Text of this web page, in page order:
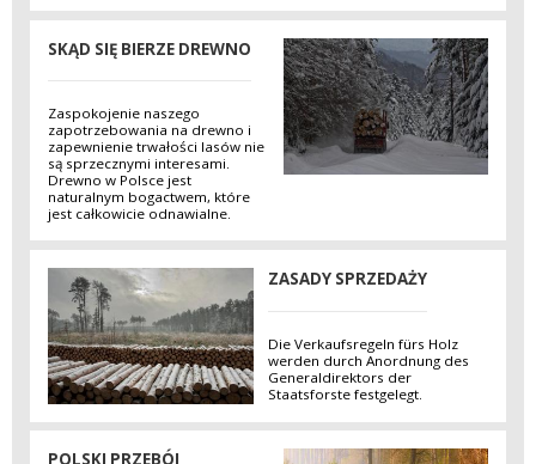
SKĄD SIĘ BIERZE DREWNO
Zaspokojenie naszego
zapotrzebowania na drewno i
zapewnienie trwałości lasów nie
są sprzecznymi interesami.
Drewno w Polsce jest
naturalnym bogactwem, które
jest całkowicie odnawialne.
ZASADY SPRZEDAŻY
Die Verkaufsregeln fürs Holz
werden durch Anordnung des
Generaldirektors der
Staatsforste festgelegt.
POLSKI PRZEBÓJ